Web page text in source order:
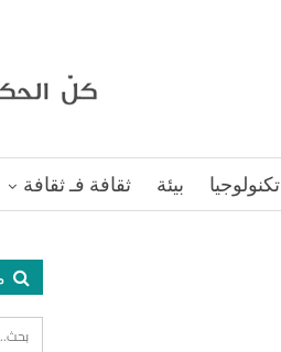
تكنولوجيا بيئة ثقافة فـ ثقافة